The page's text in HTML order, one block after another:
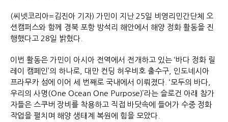
(씨넷코리아=김진아 기자) 가민이 지난 25일 비영리민간단체 오
션캠퍼스와 함께 경북 포항 방석리 해안에서 해양 정화 활동을 진
행했다고 28일 밝혔다.
이번 활동은 가민이 아시아 전역에서 전개하고 있는 ‘바다 정화 릴
레이 캠페인’의 하나로, 대만 컨딩 허우비호 출수구, 인도네시아
프라무카 섬에 이어 세 번째로 국내에서 이뤄졌다. ‘모두의 바다,
우리의 사명(One Ocean One Purpose)’라는 슬로건 아래 참가
자들은 스쿠버 장비를 착용하고 직접 바닷속에 들어가 수중 정화
작업을 펼치며 해양 생태계 복원에 힘을 모았다.